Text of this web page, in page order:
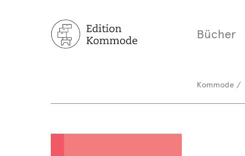
Bücher
Kommode